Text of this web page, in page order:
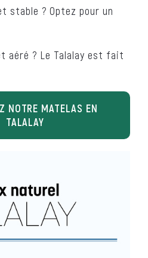
stable ? Optez pour un
aéré ? Le Talalay est fait
NOTRE MATELAS EN
TALALAY